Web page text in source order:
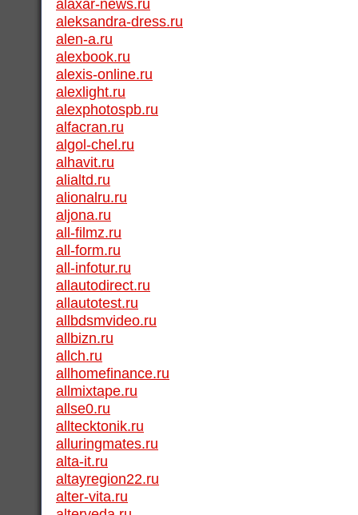
alaxar-news.ru
aleksandra-dress.ru
alen-a.ru
alexbook.ru
alexis-online.ru
alexlight.ru
alexphotospb.ru
alfacran.ru
algol-chel.ru
alhavit.ru
alialtd.ru
alionalru.ru
aljona.ru
all-filmz.ru
all-form.ru
all-infotur.ru
allautodirect.ru
allautotest.ru
allbdsmvideo.ru
allbizn.ru
allch.ru
allhomefinance.ru
allmixtape.ru
allse0.ru
alltecktonik.ru
alluringmates.ru
alta-it.ru
altayregion22.ru
alter-vita.ru